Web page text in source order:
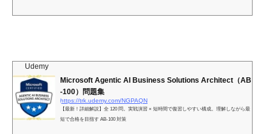
Udemy
Microsoft Agentic AI Business Solutions Architect（AB
-100）問題集
https://trk.udemy.com/NGPAQN
【最新！詳細解説】全 120 問。実戦演習 × 短時間で復習しやすい構成。理解しながら最
短で合格を目指す AB-100 対策